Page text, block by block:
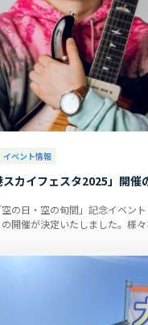
イベント情報
スカイフェスタ2025」開
の日・空の旬間」記念イベン
開催が決定いたしました。様